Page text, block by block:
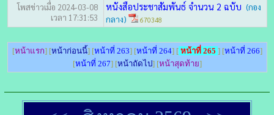
โพสข่าวเมื่อ 2024-03-08
เวลา 17:31:53
หนังสือประชาสัมพันธ์ จำนวน 2 ฉบับ (กอง
กลาง)
670348
[หน้าแรก] [หน้าก่อนนี้] [หน้าที่ 263] [หน้าที่ 264] [หน้าที่ 265 ] [หน้าที่ 266]
[หน้าที่ 267] [หน้าถัดไป] [หน้าสุดท้าย]